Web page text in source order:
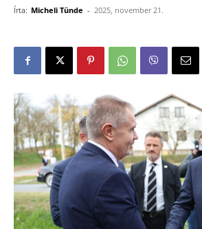
Írta: Micheli Tünde - 2025, november 21.